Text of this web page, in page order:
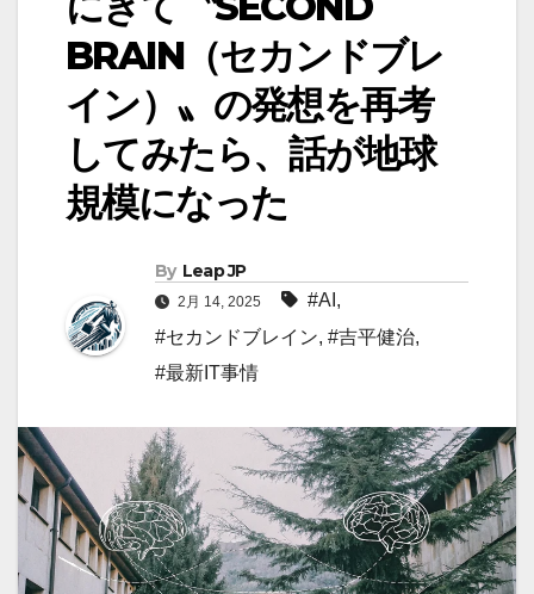
BRAIN（セカンドブレ
イン）〟の発想を再考
してみたら、話が地球
規模になった
By Leap JP
2月 14, 2025 #AI ,
#セカンドブレイン, #吉平健治,
#最新IT事情